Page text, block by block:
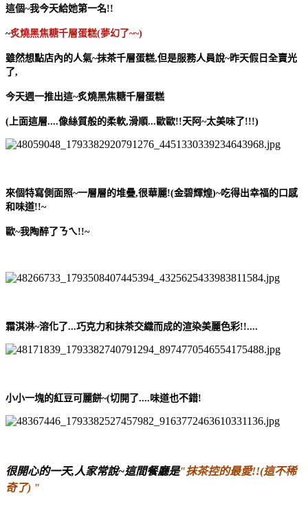
這個~我今天給她第一名!!
~炙燒黑焦糖千層蛋糕(夢幻了~~)
雖然想點店內的人氣~抹茶千層蛋糕,但是服務人員說~昨天假日全賣光
了,
今天週一推出這~炙燒黑焦糖千層蛋糕
(上面這層....像絲質般的柔軟,滑順...歐歐!!天阿~太美味了!!!)
來個特寫側面照~一層層的堆疊,很華麗!(金碧輝煌)~吃得出幸福的口感
和味道!!~
歐~我陶醉了ㄋㄟ!!~
霜淇淋~溶化了...巧克力和抹茶交織而成的渲染美麗色彩!!....
小小一塊的紅豆可麗餅~(切開了....味道也不錯!
很開心的一天,人家常說~這間餐廳是"抹茶控的最愛!!(這不稀
奇了) "